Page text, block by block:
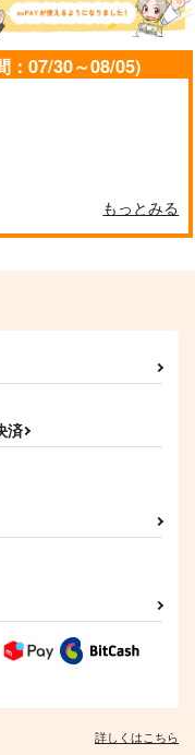
：07/30～08/05)
もっとみる
済
詳しくはこちら